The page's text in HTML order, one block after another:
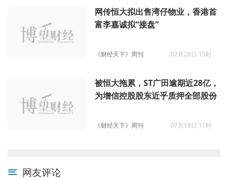
网传恒大拟出售湾仔物业，香港首
富李嘉诚拟“接盘”
《财经天下》周刊 07月28日 15时
被恒大拖累，ST广田逾期近28亿，
为增信控股股东近乎质押全部股份
《财经天下》周刊 07月19日 11时
网友评论